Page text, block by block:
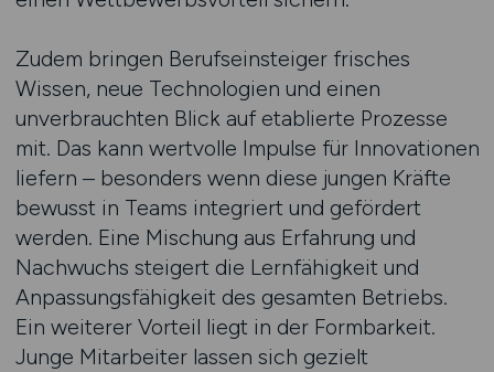
Zudem bringen Berufseinsteiger frisches
Wissen, neue Technologien und einen
unverbrauchten Blick auf etablierte Prozesse
mit. Das kann wertvolle Impulse für Innovationen
liefern – besonders wenn diese jungen Kräfte
bewusst in Teams integriert und gefördert
werden. Eine Mischung aus Erfahrung und
Nachwuchs steigert die Lernfähigkeit und
Anpassungsfähigkeit des gesamten Betriebs.
Ein weiterer Vorteil liegt in der Formbarkeit.
Junge Mitarbeiter lassen sich gezielt